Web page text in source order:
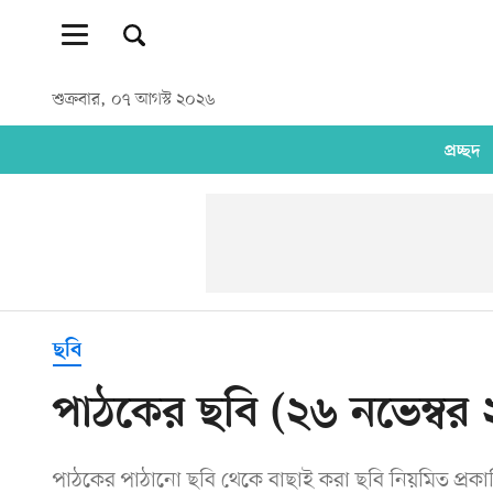
শুক্রবার, ০৭ আগস্ট ২০২৬
প্রচ্ছদ
ছবি
পাঠকের ছবি (২৬
পাঠকের পাঠানো ছবি থেকে বাছাই করা ছবি নিয়মিত